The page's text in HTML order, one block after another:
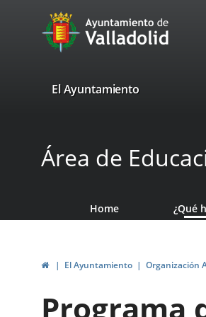
Portal
Web
Ayuntamiento
Valladolid
valladolid.es
El Ayuntamiento
Área de
Home ¿Qué
HomeEl Ayuntamiento Organización
Programa